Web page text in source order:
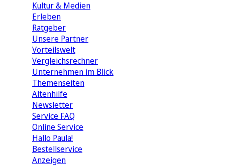
Kultur & Medien
Erleben
Ratgeber
Unsere Partner
Vorteilswelt
Vergleichsrechner
Unternehmen im Blick
Themenseiten
Altenhilfe
Newsletter
Service FAQ
Online Service
Hallo Paula!
Bestellservice
Anzeigen